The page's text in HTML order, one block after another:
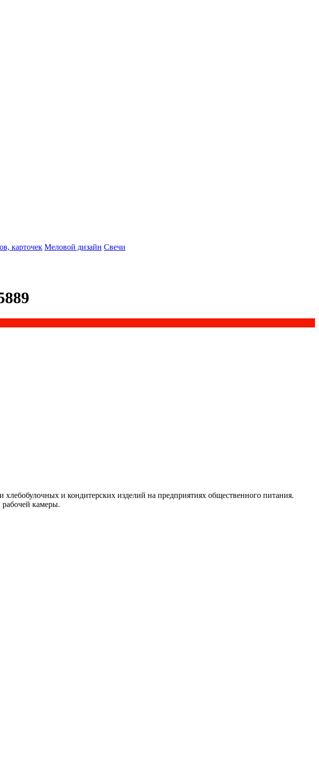
карточек Меловой дизайн Свечи
и кондитерских изделий на предприятиях общественного питания.
рабочей камеры.